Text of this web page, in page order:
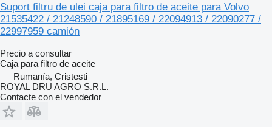
Suport filtru de ulei caja para filtro de aceite para Volvo
21535422 / 21248590 / 21895169 / 22094913 / 22090277 /
22997959 camión
Precio a consultar
Caja para filtro de aceite
Rumanía, Cristesti
ROYAL DRU AGRO S.R.L.
Contacte con el vendedor